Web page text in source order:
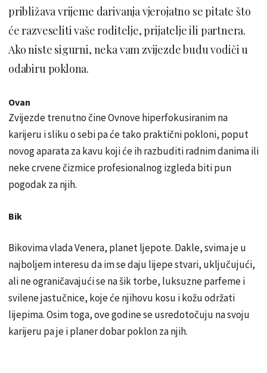
približava vrijeme darivanja vjerojatno se pitate što
će razveseliti vaše roditelje, prijatelje ili partnera.
Ako niste sigurni, neka vam zvijezde budu vodiči u
odabiru poklona.
Ovan
Zvijezde trenutno čine Ovnove hiperfokusiranim na
karijeru i sliku o sebi pa će tako praktični pokloni, poput
novog aparata za kavu koji će ih razbuditi radnim danima ili
neke crvene čizmice profesionalnog izgleda biti pun
pogodak za njih.
Bik
Bikovima vlada Venera, planet ljepote. Dakle, svima je u
najboljem interesu da im se daju lijepe stvari, uključujući,
ali ne ograničavajući se na šik torbe, luksuzne parfeme i
svilene jastučnice, koje će njihovu kosu i kožu održati
lijepima. Osim toga, ove godine se usredotočuju na svoju
karijeru pa je i planer dobar poklon za njih.